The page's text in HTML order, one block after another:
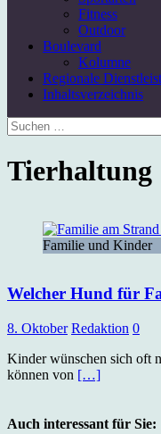
Fitness
Outdoor
Boulevard
Kolumne
Regionale
Inhaltsverzeichnis
Suchen
nach:
Tierhaltung
Familie und Kinder
Welcher Hund für
8. Oktober Redaktion 0
Kinder wünschen sich oft
können von […]
Auch interessant für Sie: